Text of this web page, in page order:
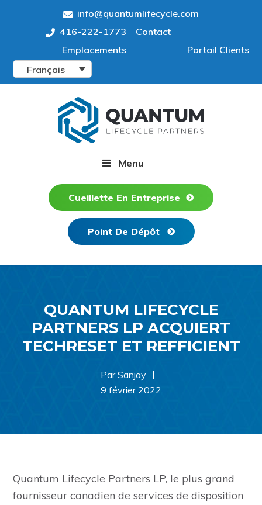
navigation
content
info@quantumlifecycle.com
416-222-1773
Contact
Emplacements
Portail Clients
Français
Menu
Cueillette En Entreprise
Point De Dépôt
QUANTUM LIFECYCLE
PARTNERS LP ACQUIERT
TECHRESET ET REFFICIENT
Par Sanjay
9 février 2022
Quantum Lifecycle Partners LP, le plus grand
fournisseur canadien de services de disposition